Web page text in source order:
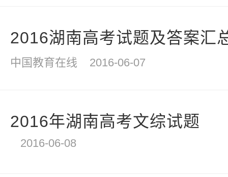
2016湖南高考试题及答案汇
中国教育在线 2016-06-07
2016年湖南高考文综试题
2016-06-08